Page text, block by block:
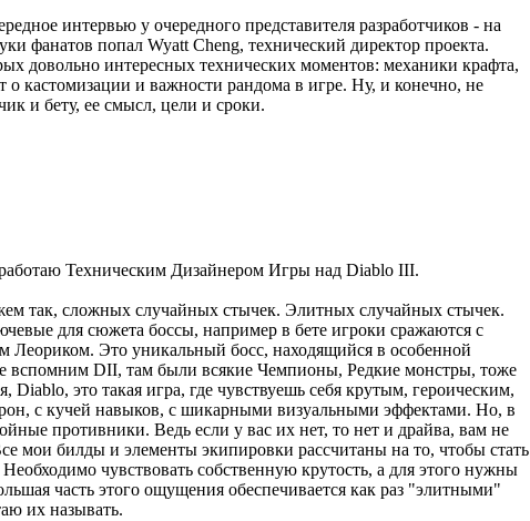
интервью у очередного представителя разработчиков - на
фанатов попал Wyatt Cheng, технический директор проекта.
довольно интересных технических моментов: механики крафта,
о кастомизации и важности рандома в игре. Ну, и конечно, не
и бету, ее смысл, цели и сроки.
Техническим Дизайнером Игры над Diablo III.
так, сложных случайных стычек. Элитных случайных стычек.
для сюжета боссы, например в бете игроки сражаются с
Леориком. Это уникальный босс, находящийся в особенной
вспомним DII, там были всякие Чемпионы, Редкие монстры, тоже
Diablo, это такая игра, где чувствуешь себя крутым, героическим,
с кучей навыков, с шикарными визуальными эффектами. Но, в
противники. Ведь если у вас их нет, то нет и драйва, вам не
мои билды и элементы экипировки рассчитаны на то, чтобы стать
чувствовать собственную крутость, а для этого нужны
часть этого ощущения обеспечивается как раз "элитными"
их называть.